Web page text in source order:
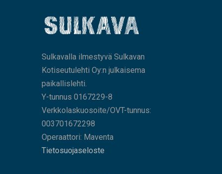
Sulkavalla ilmestyvä Sulkavan
Kotiseutulehti Oy:n julkaisema
paikallislehti.
Y-tunnus 0167229-8
Verkkolaskuosoite/OVT-tunnus:
003701672298
Operaattori: Maventa
Tietosuojaseloste